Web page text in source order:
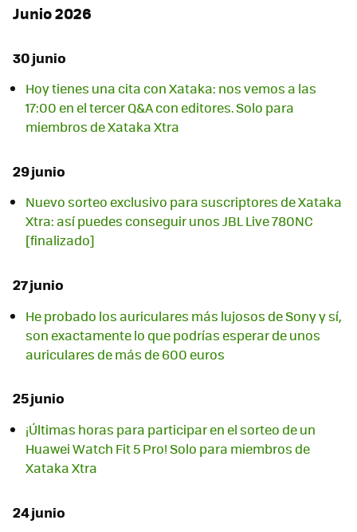
Junio 2026
30 junio
Hoy tienes una cita con Xataka: nos vemos a las
17:00 en el tercer Q&A con editores. Solo para
miembros de Xataka Xtra
29 junio
Nuevo sorteo exclusivo para suscriptores de Xataka
Xtra: así puedes conseguir unos JBL Live 780NC
[finalizado]
27 junio
He probado los auriculares más lujosos de Sony y sí,
son exactamente lo que podrías esperar de unos
auriculares de más de 600 euros
25 junio
¡Últimas horas para participar en el sorteo de un
Huawei Watch Fit 5 Pro! Solo para miembros de
Xataka Xtra
24 junio